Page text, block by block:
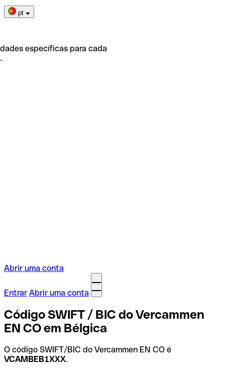
pt
específicas para cada
Abrir uma conta
Entrar Abrir uma conta
Código SWIFT / BIC do Vercammen
EN CO em Bélgica
O código SWIFT/BIC do Vercammen EN CO é
VCAMBEB1XXX.